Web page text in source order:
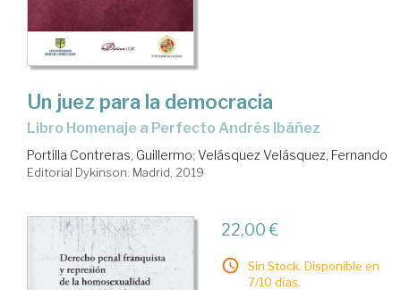
Un juez para la democracia
Libro Homenaje a Perfecto Andrés Ibáñez
Portilla Contreras, Guillermo; Velásquez Velásquez, Fernando
Editorial Dykinson. Madrid, 2019
22,00 €
Sin Stock. Disponible en
7/10 días.